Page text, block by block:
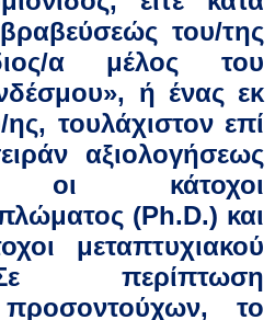
του/της
α μέλος του
ή ένας εκ
τουλάχιστον επί
αξιολογήσεως
οι κάτοχοι
(Ph.D.) και
μεταπτυχιακού
περίπτωση
το